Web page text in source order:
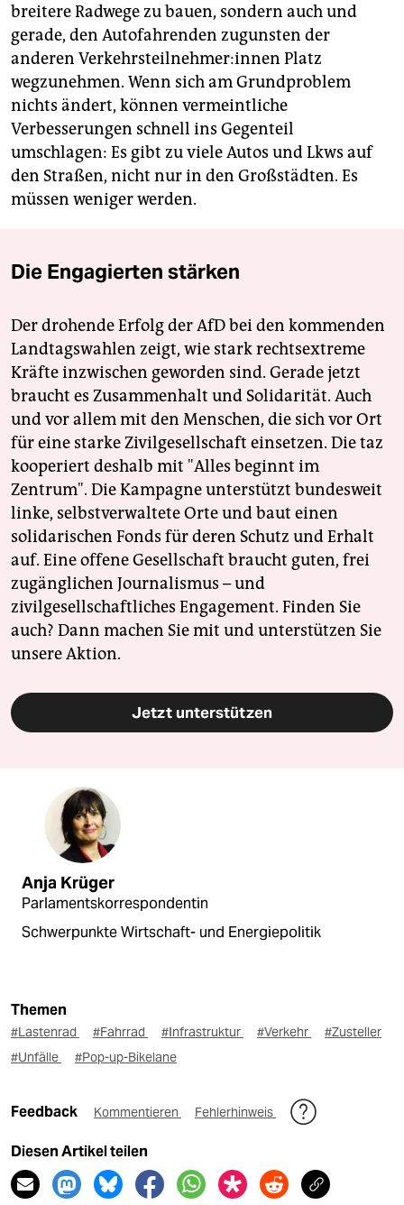
breitere Radwege zu bauen, sondern auch und
gerade, den Autofahrenden zugunsten der
anderen Ver­kehrs­teil­neh­me­r:in­nen Platz
wegzunehmen. Wenn sich am Grundproblem
nichts ändert, können vermeintliche
Verbesserungen schnell ins Gegenteil
umschlagen: Es gibt zu viele Autos und Lkws auf
den Straßen, nicht nur in den Großstädten. Es
müssen weniger werden.
Die Engagierten stärken
Der drohende Erfolg der AfD bei den kommenden
Landtagswahlen zeigt, wie stark rechtsextreme
Kräfte inzwischen geworden sind. Gerade jetzt
braucht es Zusammenhalt und Solidarität. Auch
und vor allem mit den Menschen, die sich vor Ort
für eine starke Zivilgesellschaft einsetzen. Die taz
kooperiert deshalb mit "Alles beginnt im
Zentrum". Die Kampagne unterstützt bundesweit
linke, selbstverwaltete Orte und baut einen
solidarischen Fonds für deren Schutz und Erhalt
auf. Eine offene Gesellschaft braucht guten, frei
zugänglichen Journalismus – und
zivilgesellschaftliches Engagement. Finden Sie
auch? Dann machen Sie mit und unterstützen Sie
unsere Aktion.
Jetzt unterstützen
Anja Krüger
Parlamentskorrespondentin
Schwerpunkte Wirtschaft- und Energiepolitik
Themen
#Lastenrad #Fahrrad #Infrastruktur #Verkehr
#Zusteller
#Unfälle
#Pop-up-Bikelane
Feedback Kommentieren Fehlerhinweis
Diesen Artikel teilen